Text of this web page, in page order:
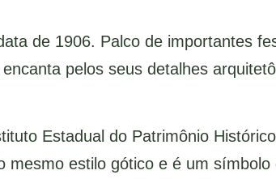
de 1906. Palco de importantes
pelos seus detalhes
Estadual do Patrimônio
estilo gótico e é um símbolo